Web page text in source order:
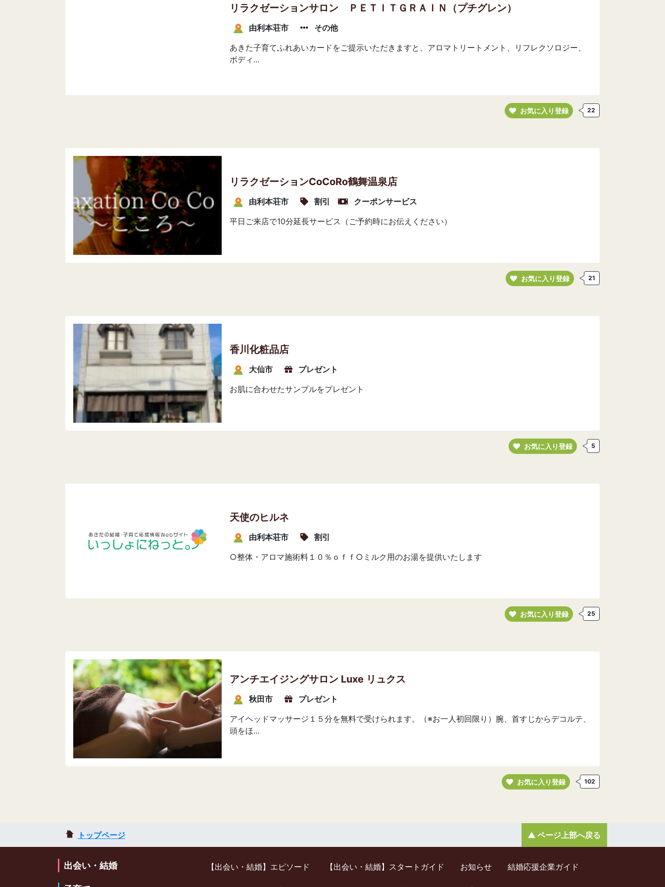
リラクゼーションサロン ＰＥＴＩＴＧＲＡＩＮ（プチグレン）
由利本荘市
その他
あきた子育てふれあいカードをご提示いただきますと、アロマトリートメント、リフレクソロジー、
ボディ...
お気に入り登録 22
リラクゼーションCoCoRo鶴舞温泉店
由利本荘市 割引
クーポンサービス
平日ご来店で10分延長サービス（ご予約時にお伝えください）
お気に入り登録 21
香川化粧品店
大仙市
プレゼント
お肌に合わせたサンプルをプレゼント
お気に入り登録 5
天使のヒルネ
由利本荘市
割引
○整体・アロマ施術料１０％ｏｆｆ○ミルク用のお湯を提供いたします
お気に入り登録 25
アンチエイジングサロン Luxe リュクス
秋田市
プレゼント
アイヘッドマッサージ１５分を無料で受けられます。（※お一人初回限り）腕、首すじからデコルテ、
頭をほ...
お気に入り登録 102
トップページ ページ上部へ戻る
出会い・結婚 【出会い・結婚】エピソード 【出会い・結婚】スタートガイド お知らせ 結婚応援企業ガイド